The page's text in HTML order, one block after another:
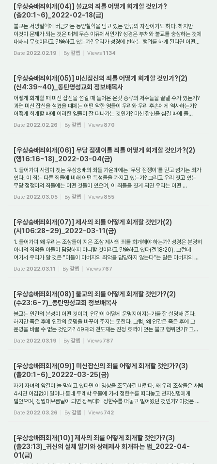
[우상숭배죄회개(04)] 불교의 죄를 어떻게 회개할 것인가?
(출20:1~6)_2022-02-18(금)
불교는 서양철학에 버금가는 동양철학을 담고 있는 인류의 자산이기도 하다. 하지만
이것이 문제가 되는 것은 대체 무슨 이유에서인가? 성경은 부처와 불교를 숭상하는 것에
대해서 무엇이라고 말씀하고 있는가? 우리가 성경에 반하는 행위를 하게 된다면 어떤...
Date 2022.02.19 By갈렙 Views 1134
[우상숭배죄회개(05)] 미신잡신의 죄를 어떻게 회개할 것인가?(2)
(신4:39~40)_동탄명성교회 정보배목사
어떻게 회개할 때 미신 잡신을 섬길 때 들어온 온갖 종류의 저주들을 끝낼 수가 있는가?
과연 미신 잡신을 섬겼을 때에는 어떤 악한 영들이 우리와 우리 후손에게 역사하는가?
어떻게 회개할 때에 이러한 영들이 잘 떠나가는 것인가? 미신 잡신을 섬길 때에 들...
Date 2022.02.26 By갈렙 Views 870
[우상숭배죄회개(06)] 무당 점쟁이를 죄를 어떻게 회개할 것인가?(2)
(행16:16~18)_2022-03-04(금)
1. 들어가며 사람이 짓는 우상숭배의 죄들 가운데에는 '무당 점쟁이'를 믿고 섬기는 죄가
있다. 이 죄는 다른 죄들에 비해 어떤 특성들을 가지고 있는가? 그리고 우리 짓고 있는
무당 점쟁이의 죄들에는 어떤 것들이 있으며, 이 죄들을 짓게 되면 우리는 어떤 ...
Date 2022.03.05 By갈렙 Views 855
[우상숭배죄회개(07)] 제사의 죄를 어떻게 회개할 것인가(2)
(시106:28~29)_2022-03-11(금)
1. 들어가며 왜 우리는 조상들이 지은 조상 제사의 죄를 회개해야 하는가? 성경은 분명히
아비의 죄악을 아들이 담당하지 아니할 것이라고 말씀하고 있다(겔18:20). 그런데
여기서 우리가 알 것은 "아들이 아버지의 죄악을 담당하지 않는다"는 말은 아버지의 ...
Date 2022.03.11 By갈렙 Views 767
[우상숭배죄회개(08)] 불교의 죄를 어떻게 회개할 것인가?(2)
(수23:6~7)_동탄명성교회 정보배목사
불교는 인간의 본성이 어떤 것이며, 인간이 어떻게 운명지어지는가를 잘 설명해 준다.
하지만 죽은 후에 인간의 운명을 바꾸어 주지는 못한다. 그럼, 왜 인간은 죽은 후에 그
운명을 바꿀 수 없는 것인가? 49재와 천도재는 진정 효력이 있는 불교 행위인가? 그...
Date 2022.03.19 By갈렙 Views 787
[우상숭배죄회개(09)] 미신잡신의 죄를 어떻게 회개할 것인가?(3)
(출20:1~6)_20222-03-25(금)
자기 자녀의 앞길이 늘 막히고 있다면 이 영상을 조목하길 바란다. 왜 우리 조상들은 새벽
4시면 어김없이 일어나 동네 두레박 우물에 가서 정한수를 떠다놓고 천지신명에게
빌었으며, 정월대보름날이 되면 장독대에 정한수를 떠놓고 빌어왔던 것인가? 이것은 ...
Date 2022.03.26 By갈렙 Views 742
[우상숭배죄회개(10)] 제사의 죄를 어떻게 회개할 것인가?(3)
(출23:13)_귀신의 실체 알기와 상례제사 회개하는 법_2022-04-
01(금)